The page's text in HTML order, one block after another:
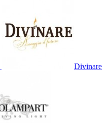
Divinare